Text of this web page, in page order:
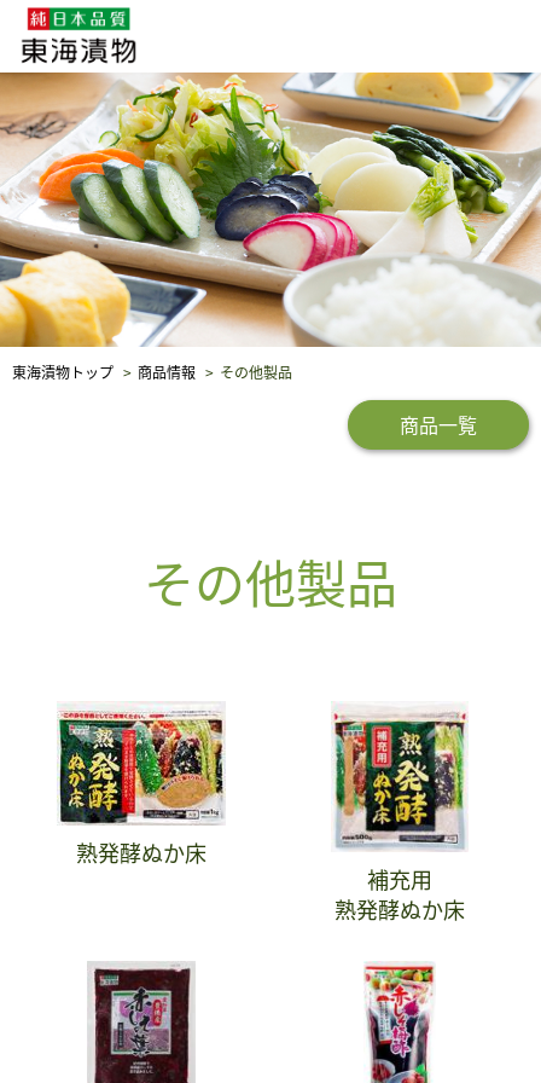
企業・採用情報 社会貢献 品質保証
東海漬物トップ 商品情報 その他製品
商品一覧
その他製品
熟発酵ぬか床
補充用
熟発酵ぬか床